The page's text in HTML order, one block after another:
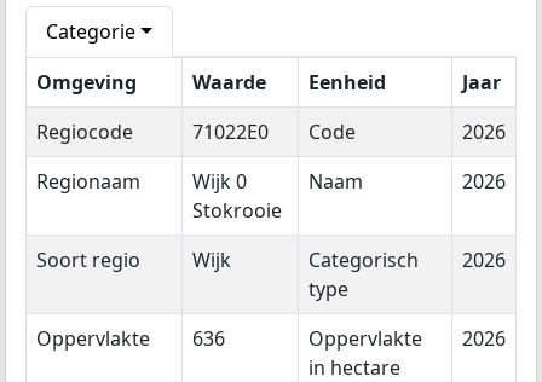
Categorie
Omgeving
Waarde Eenheid
Jaar
Regiocode
71022E0 Code
2026
Regionaam
Wijk 0
Stokrooie
Naam 2026
Soort regio Wijk
Categorisch
type
2026
Oppervlakte 636
Oppervlakte
in hectare
2026